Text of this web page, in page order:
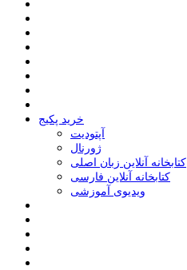
خرید پکیج
ﺁﭘﺘﻮﺩﯾﺖ
ﮊﻭﺭﻧﺎﻝ
کتابخانه آنلاین زبان اصلی
کتابخانه آنلاین فارسی
ویدیوی آموزشی